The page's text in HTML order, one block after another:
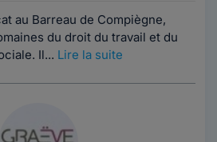
au Barreau de Compiègne,
du droit du travail et du
Il... Lire la suite